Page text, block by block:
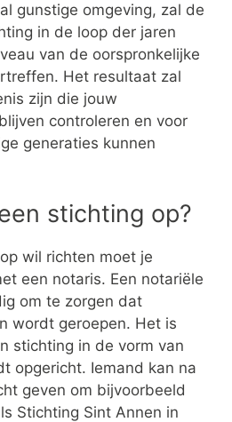
gunstige omgeving, zal de
in de loop der jaren
van de oorspronkelijke
Het resultaat zal
zijn die jouw
controleren en voor
generaties kunnen
stichting op?
wil richten moet je
een notaris. Een notariële
om te zorgen dat
wordt geroepen. Het is
stichting in de vorm van
opgericht. Iemand kan na
geven om bijvoorbeeld
Stichting Sint Annen in